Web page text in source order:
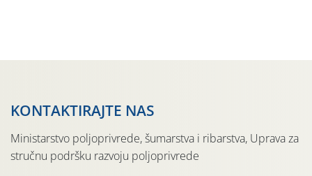
KONTAKTIRAJTE NAS
Ministarstvo poljoprivrede, šumarstva i ribarstva, Uprava za
stručnu podršku razvoju poljoprivrede